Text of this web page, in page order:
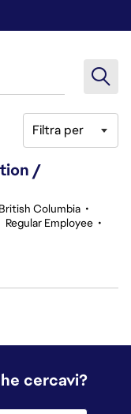
Filtra per
/
Columbia •
Regular Employee •
cercavi?